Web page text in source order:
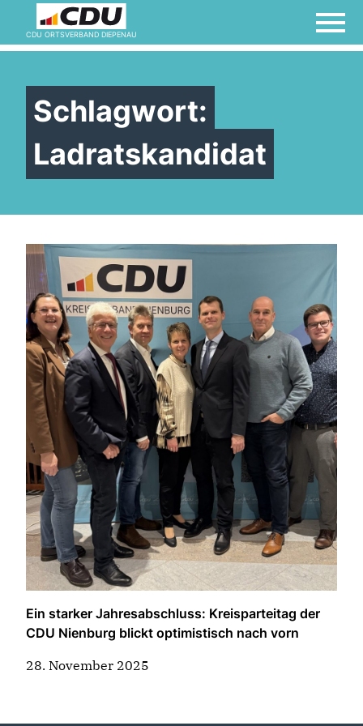
CDU ORTSVERBAND DIEPENAU
Schlagwort:
Ladratskandidat
Ein starker Jahresabschluss: Kreisparteitag der
CDU Nienburg blickt optimistisch nach vorn
28. November 2025